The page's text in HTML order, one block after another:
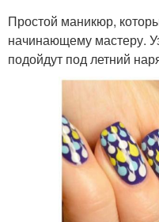
Простой маникюр,
начинающему мастеру.
подойдут под летний